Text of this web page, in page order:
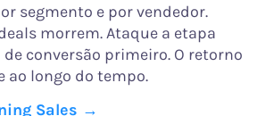
segmento e por vendedor.
morrem. Ataque a etapa
conversão primeiro. O retorno
ao longo do tempo.
Sales →